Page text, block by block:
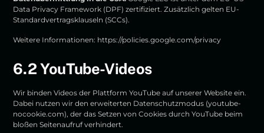
Data Privacy Framework (DPF) zertifiziert. Zusätzlich gelten EU-
Standardvertragsklauseln (SCCs).
Weitere Informationen: https://policies.google.com/privacy
6.2 YouTube-Videos
Wir binden Videos der Plattform YouTube auf unserer Website ein.
Dabei nutzen wir den erweiterten Datenschutzmodus (youtube-
nocookie.com), der das Setzen von Cookies durch YouTube beim
bloßen Seitenaufruf verhindert.